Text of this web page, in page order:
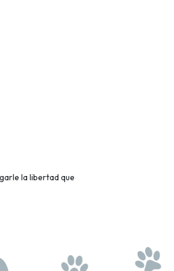
la libertad que